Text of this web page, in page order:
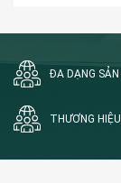
ĐA DẠNG SẢN
THƯƠNG